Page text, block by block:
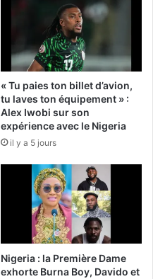
« Tu paies ton billet d’avion,
tu laves ton équipement » :
Alex Iwobi sur son
expérience avec le Nigeria
il y a 5 jours
Nigeria : la Première Dame
exhorte Burna Boy, Davido et